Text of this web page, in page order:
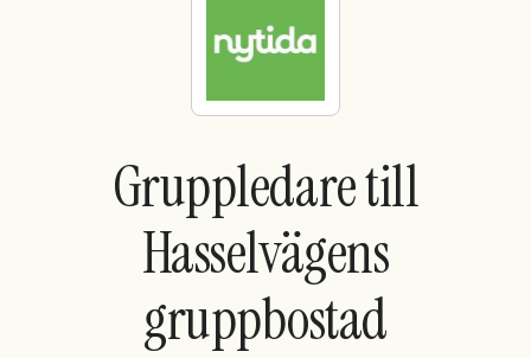
Sök med AI
Ny här? Skapa konto
Gruppledare till
Hasselvägens
gruppbostad